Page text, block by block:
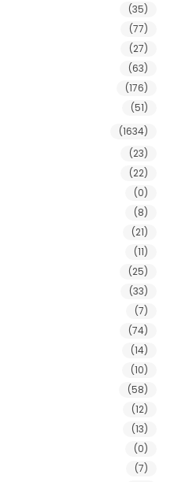
(35)
(77)
(27)
(63)
(176)
(51)
(1634)
(23)
(22)
(0)
(8)
(21)
(11)
(25)
(33)
(7)
(74)
(14)
(10)
(58)
(12)
(13)
(0)
(7)